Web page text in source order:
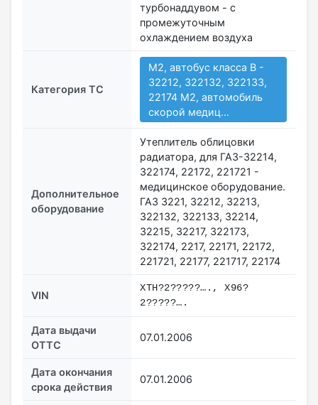
турбонаддувом - с
промежуточным
охлаждением воздуха
Категория ТС
M2, автобус класса В -
32212, 322132, 322133,
22174 M2, автомобиль
скорой медиц…
Дополнительное
оборудование
Утеплитель облицовки
радиатора, для ГАЗ-32214,
322174, 22172, 221721 -
медицинское оборудование.
ГАЗ 3221, 32212, 32213,
322132, 322133, 32214,
32215, 32217, 322173,
322174, 2217, 22171, 22172,
221721, 22177, 221717, 22174
VIN
XTH?2?????…., X96?
2?????….
Дата выдачи
ОТТС
07.01.2006
Дата окончания
срока действия
07.01.2006